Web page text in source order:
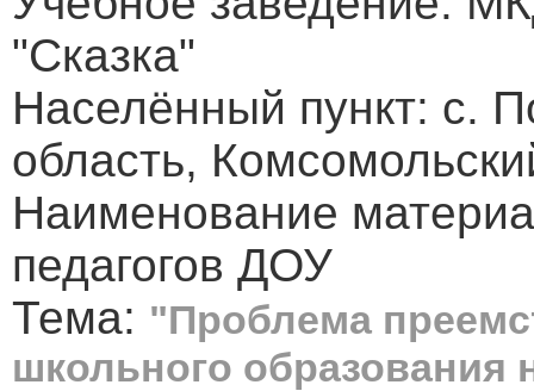
"Сказка"
Населённый пункт: с.
область,
Наименование
педагогов ДОУ
Тема: "Проблема
школьного образования